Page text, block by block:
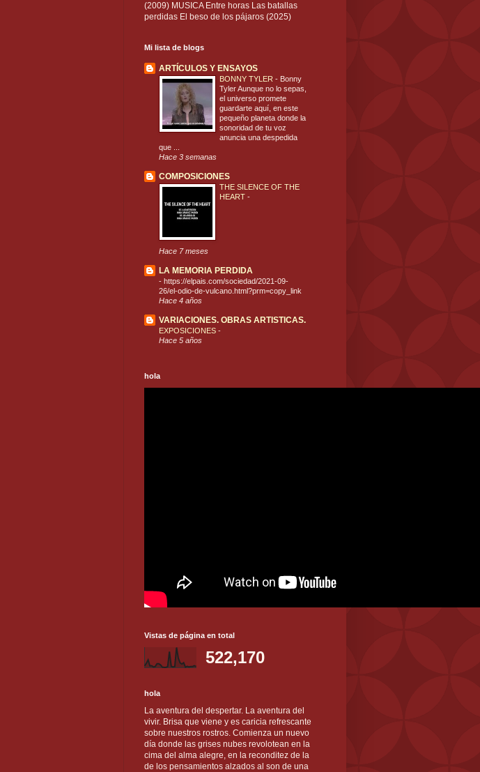
(2009) MUSICA Entre horas Las batallas
perdidas El beso de los pájaros (2025)
Mi lista de blogs
ARTÍCULOS Y ENSAYOS
BONNY TYLER - Bonny
Tyler Aunque no lo sepas,
el universo promete
guardarte aquí, en este
pequeño planeta donde la
sonoridad de tu voz
anuncia una despedida
que ...
Hace 3 semanas
COMPOSICIONES
THE SILENCE OF THE
HEART -
Hace 7 meses
LA MEMORIA PERDIDA
- https://elpais.com/sociedad/2021-09-
26/el-odio-de-vulcano.html?prm=copy_link
Hace 4 años
VARIACIONES. OBRAS ARTISTICAS.
EXPOSICIONES -
Hace 5 años
hola
Vistas de página en total
522,170
hola
La aventura del despertar. La aventura del
vivir. Brisa que viene y es caricia refrescante
sobre nuestros rostros. Comienza un nuevo
día donde las grises nubes revolotean en la
cima del alma alegre, en la reconditez de la
de los pensamientos alzados al son de una